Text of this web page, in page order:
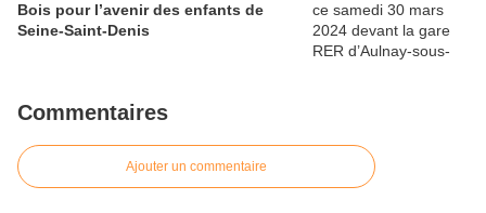
Bois pour l’avenir des enfants de
Seine-Saint-Denis
Commentaires
Ajouter un commentaire